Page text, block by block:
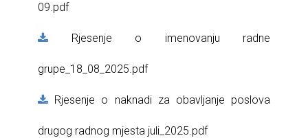
09.pdf
Rjesenje o imenovanju radne
grupe_18_08_2025.pdf
Rjesenje o naknadi za obavljanje poslova
drugog radnog mjesta juli_2025.pdf